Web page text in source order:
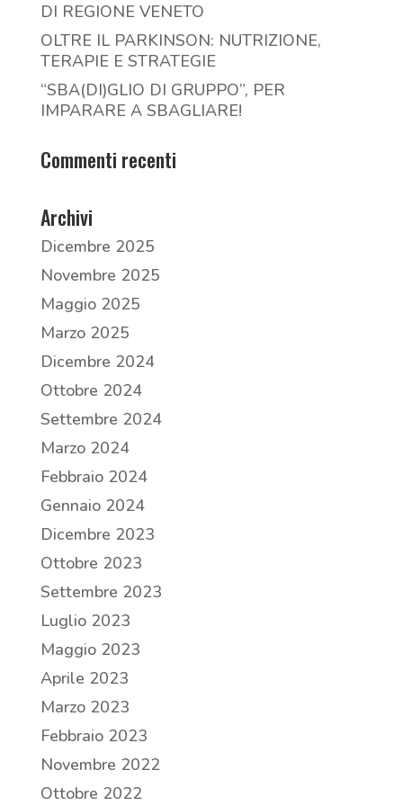
DI REGIONE VENETO
OLTRE IL PARKINSON: NUTRIZIONE,
TERAPIE E STRATEGIE
“SBA(DI)GLIO DI GRUPPO”, PER
IMPARARE A SBAGLIARE!
Commenti recenti
Archivi
Dicembre 2025
Novembre 2025
Maggio 2025
Marzo 2025
Dicembre 2024
Ottobre 2024
Settembre 2024
Marzo 2024
Febbraio 2024
Gennaio 2024
Dicembre 2023
Ottobre 2023
Settembre 2023
Luglio 2023
Maggio 2023
Aprile 2023
Marzo 2023
Febbraio 2023
Novembre 2022
Ottobre 2022